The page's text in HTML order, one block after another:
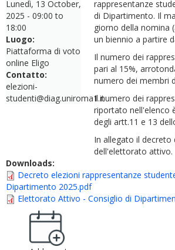
Lunedì, 13 October,
2025 - 09:00 to
18:00
Luogo:
Piattaforma di voto
online Eligo
Contatto:
elezioni-
studenti@diag.uniroma1.it
rappresentanze
di Dipartimento. Il
giorno della nomina
un biennio a partire
Il numero dei
pari al 15%,
numero dei membri
Il numero dei
riportato nell'elenco
degli artt.11 e 13
In allegato il decreto
dell'elettorato attivo.
Downloads:
Decreto elezioni rappresentanze
Dipartimento 2025.pdf
Elettorato Attivo - Consiglio di